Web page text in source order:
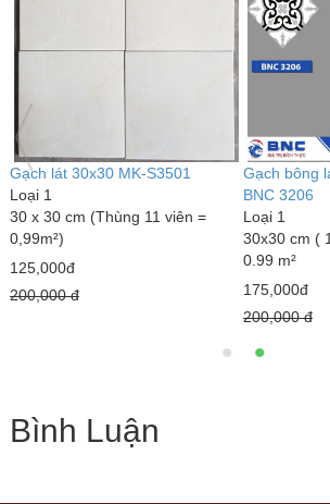
CỬA NHỰA GIẢ GỖ Y@DOOR
YO 82
Loại 1
800 x 2100 mm
2,150,000đ
2,500,000 đ
Gạch lát
Loại 1
30 x 30 cm
0,99m²)
125,000đ
200,000 đ
Bình Luận